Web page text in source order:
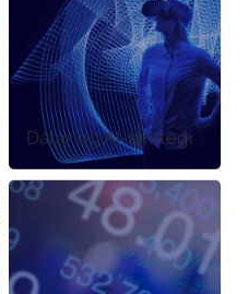
Data- og AI-strategi